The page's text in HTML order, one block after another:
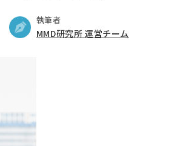
執筆者
MMD研究所 運営チーム